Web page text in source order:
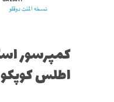
اطلس کوپکو